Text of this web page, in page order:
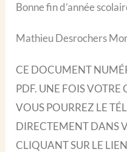
Bonne fin d’année
Mathieu Desrochers
CE DOCUMENT
PDF. UNE FOIS
VOUS POURREZ LE
DIRECTEMENT DANS
CLIQUANT SUR LE